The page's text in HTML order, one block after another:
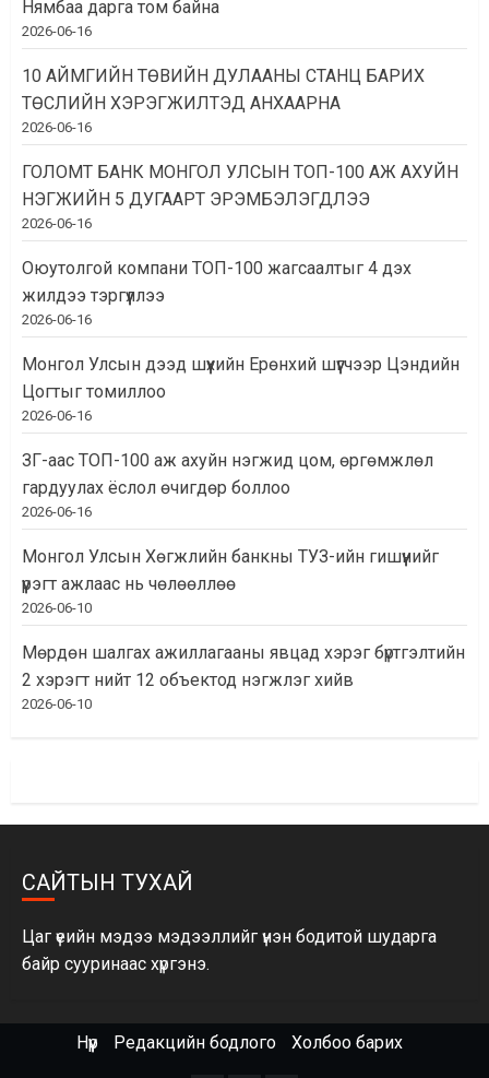
Нямбаа дарга том байна
2026-06-16
10 АЙМГИЙН ТӨВИЙН ДУЛААНЫ СТАНЦ БАРИХ
ТӨСЛИЙН ХЭРЭГЖИЛТЭД АНХААРНА
2026-06-16
ГОЛОМТ БАНК МОНГОЛ УЛСЫН ТОП-100 АЖ АХУЙН
НЭГЖИЙН 5 ДУГААРТ ЭРЭМБЭЛЭГДЛЭЭ
2026-06-16
Оюутолгой компани ТОП-100 жагсаалтыг 4 дэх
жилдээ тэргүүллээ
2026-06-16
Монгол Улсын дээд шүүхийн Ерөнхий шүүгчээр Цэндийн
Цогтыг томиллоо
2026-06-16
ЗГ-аас ТОП-100 аж ахуйн нэгжид цом, өргөмжлөл
гардуулах ёслол өчигдөр боллоо
2026-06-16
Монгол Улсын Хөгжлийн банкны ТУЗ-ийн гишүүнийг
үүрэгт ажлаас нь чөлөөллөө
2026-06-10
Мөрдөн шалгах ажиллагааны явцад хэрэг бүртгэлтийн
2 хэрэгт нийт 12 объектод нэгжлэг хийв
2026-06-10
САЙТЫН ТУХАЙ
Цаг үеийн мэдээ мэдээллийг үнэн бодитой шударга
байр сууринаас хүргэнэ.
Нүүр Редакцийн бодлого Холбоо барих